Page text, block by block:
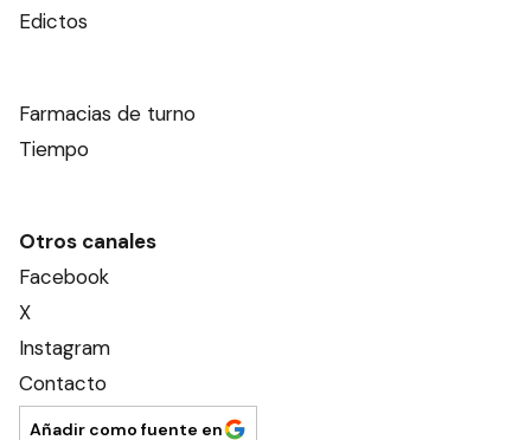
Edictos
Farmacias de turno
Tiempo
Otros canales
Facebook
X
Instagram
Contacto
Añadir como fuente en